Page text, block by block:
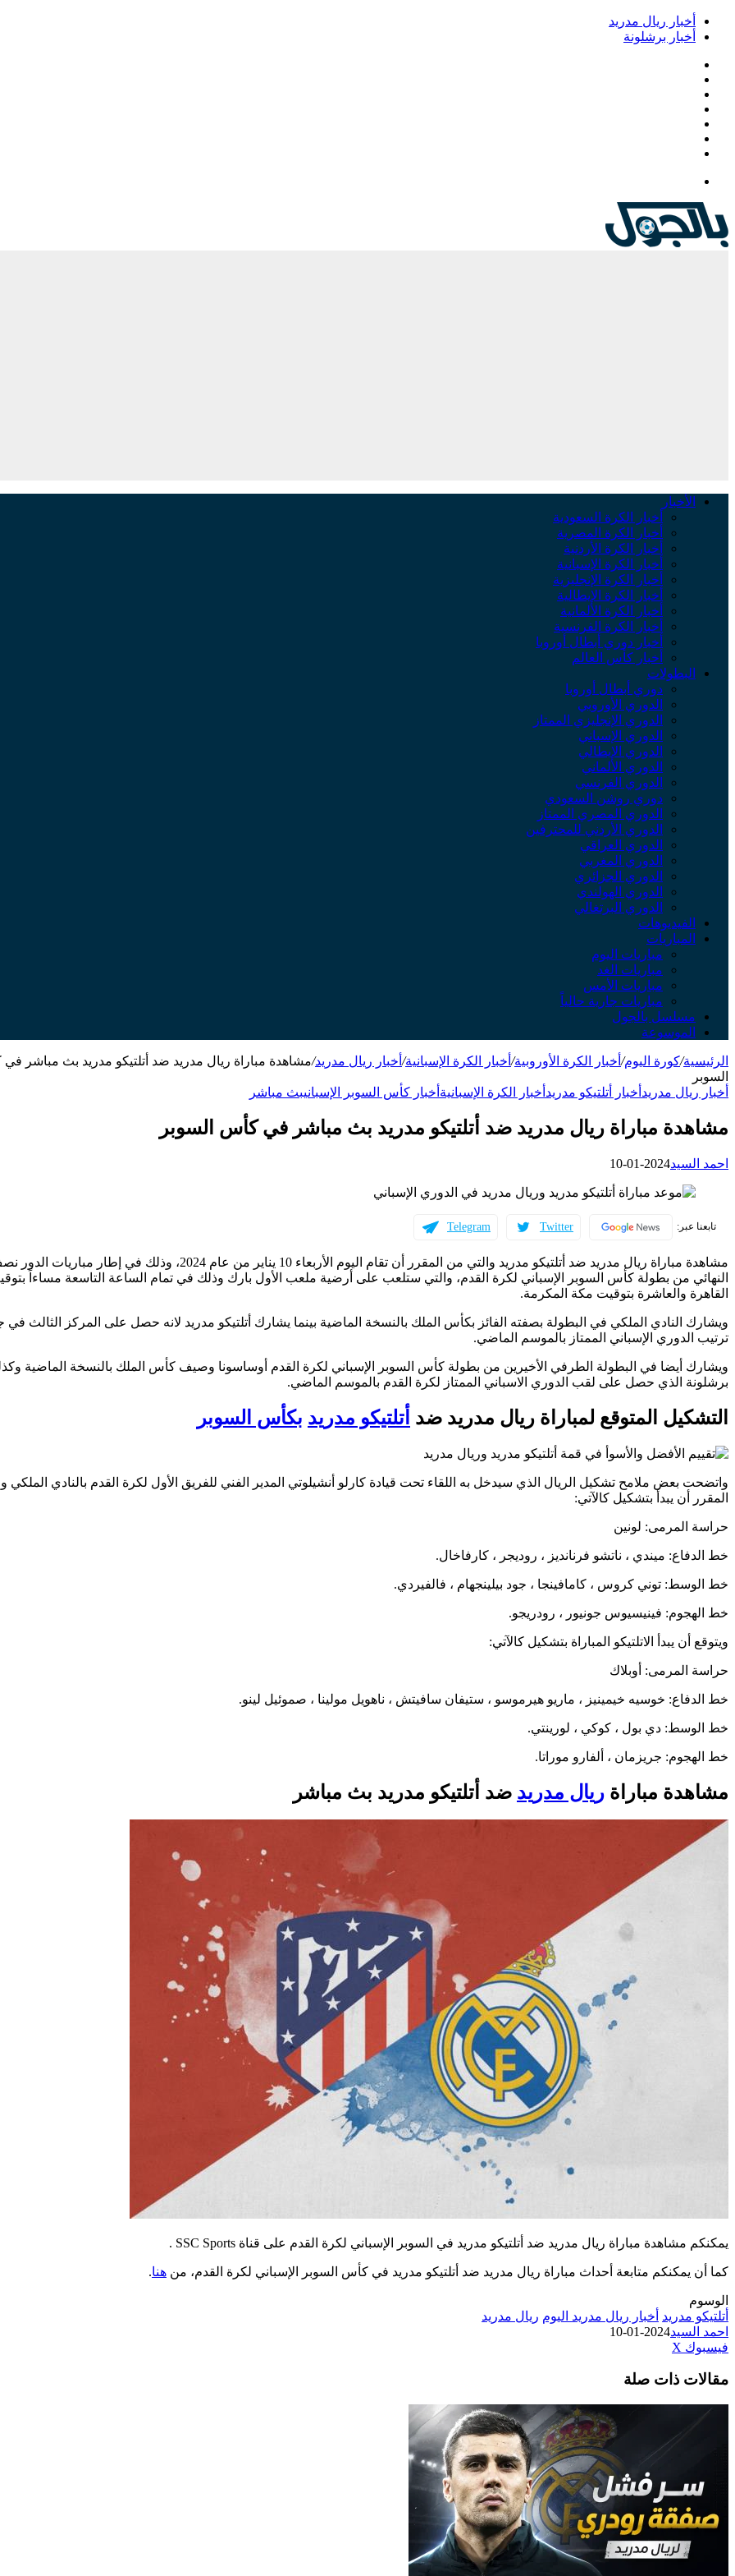
أخبار ريال مدريد
أخبار برشلونة
الأخبار
أخبار الكرة السعودية
أخبار الكرة المصرية
أخبار الكرة الأردنية
أخبار الكرة الإسبانية
أخبار الكرة الإنجليزية
أخبار الكرة الإيطالية
أخبار الكرة الألمانية
أخبار الكرة الفرنسية
أخبار دوري أبطال أوروبا
أخبار كأس العالم
البطولات
دوري أبطال أوروبا
الدوري الأوروبي
الدوري الإنجليزي الممتاز
الدوري الإسباني
الدوري الإيطالي
الدوري الألماني
الدوري الفرنسي
دوري روشن السعودي
الدوري المصري الممتاز
الدوري الأردني للمحترفين
الدوري العراقي
الدوري المغربي
الدوري الجزائري
الدوري الهولندي
الدوري البرتغالي
الفيديوهات
المباريات
مباريات اليوم
مباريات الغد
مباريات الأمس
مباريات جارية حالياً
مسلسل بالجول
الموسوعة
الرئيسية/كورة اليوم/ أخبار الكرة الأوروبية/ أخبار الكرة الإسبانية/ أخبار ريال مدريد/مشاهدة مباراة ريال مدريد ضد أتلتيكو مدريد بث مباشر
السوبر
أخبار ريال مدريد أخبار أتلتيكو مدريد أخبار الكرة الإسبانية أخبار كأس السوبر الإسبانيبث مباشر
مشاهدة مباراة ريال مدريد ضد أتلتيكو مدريد بث مباشر في كأس السوبر
احمد السيد2024-01-10
تابعنا عبر: Twitter
Telegram
مشاهدة مباراة ريال مدريد ضد أتلتيكو مدريد والتي من المقرر أن تقام اليوم الأربعاء 10 يناير من عام 2024، وذلك في إطار مباريات
النهائي من بطولة كأس السوبر الإسباني لكرة القدم، والتي ستلعب على أرضية ملعب الأول بارك وذلك في تمام الساعة التاسعة مساءاً
القاهرة والعاشرة بتوقيت مكة المكرمة.
ويشارك النادي الملكي في البطولة بصفته الفائز بكأس الملك بالنسخة الماضية بينما يشارك أتلتيكو مدريد لانه حصل على المركز الثالث
ترتيب الدوري الإسباني الممتاز بالموسم الماضي.
ويشارك أيضا في البطولة الطرفي الأخيرين من بطولة كأس السوبر الإسباني لكرة القدم أوساسونا وصيف كأس الملك بالنسخة الماضية
برشلونة الذي حصل على لقب الدوري الاسباني الممتاز لكرة القدم بالموسم الماضي.
التشكيل المتوقع لمباراة ريال مدريد ضد أتلتيكو مدريد بكأس السوبر
واتضحت بعض ملامح تشكيل الريال الذي سيدخل به اللقاء تحت قيادة كارلو أنشيلوتي المدير الفني للفريق الأول لكرة القدم بالنادي الملكي
المقرر أن يبدأ بتشكيل كالآتي:
حراسة المرمى: لونين
خط الدفاع: ميندي ، ناتشو فرنانديز ، روديجر ، كارفاخال.
خط الوسط: توني كروس ، كامافينجا ، جود بيلينجهام ، فالفيردي.
خط الهجوم: فينيسيوس جونيور ، رودريجو.
ويتوقع أن يبدأ الاتلتيكو المباراة بتشكيل كالآتي:
حراسة المرمى: أوبلاك
خط الدفاع: خوسيه خيمينيز ، ماريو هيرموسو ، ستيفان سافيتش ، ناهويل مولينا ، صموئيل لينو.
خط الوسط: دي بول ، كوكي ، لورينتي.
خط الهجوم: جريزمان ، ألفارو موراتا.
مشاهدة مباراة ريال مدريد ضد أتلتيكو مدريد بث مباشر
يمكنكم مشاهدة مباراة ريال مدريد ضد أتلتيكو مدريد في السوبر الإسباني لكرة القدم على قناة SSC Sports .
كما أن يمكنكم متابعة أحداث مباراة ريال مدريد ضد أتلتيكو مدريد في كأس السوبر الإسباني لكرة القدم، من هنا.
الوسوم
أتلتيكو مدريد أخبار ريال مدريد اليوم ريال مدريد
احمد السيد2024-01-10
فيسبوك ‫X
البريد
مقالات ذات صلة